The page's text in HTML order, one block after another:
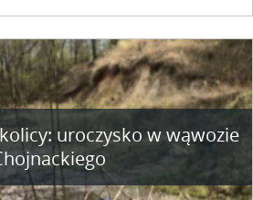
Hungary Vignette.
uroczysko w wąwozie